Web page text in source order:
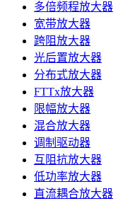
多倍频程放大器
宽带放大器
跨阻放大器
光后置放大器
分布式放大器
FTTx放大器
限幅放大器
混合放大器
调制驱动器
互阻抗放大器
低功率放大器
直流耦合放大器